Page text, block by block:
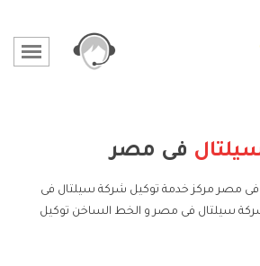
فى مصر
فى مصر مركز خدمة توكيل شركة سيلتال فى
سيلتال فى مصر و الخط الساخن توكيل